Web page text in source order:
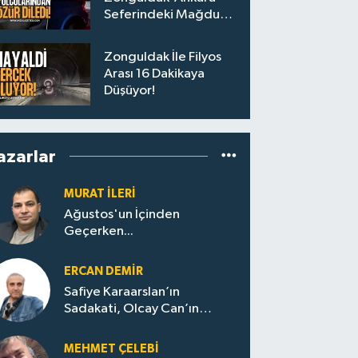
Seferindeki Mağdur
Zonguldak İle Filyos
Arası 16 Dakikaya
Düşüyor!
MURAT İLERI
Ağustos'un İçinden
Geçerken...
ERCAN DEMIR
Safiye Karaarslan’ın
Sadakati, Olcay Can’ın
Zonguldak’ta Yeni Dönemi..
MEHMET ÇELEBI